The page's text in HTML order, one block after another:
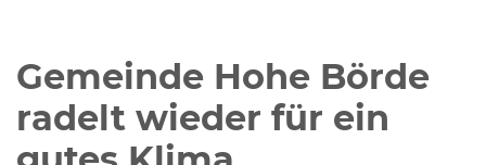
Bürgerservice - Onlinedienste
Gemeinde Hohe Börde
radelt wieder für ein